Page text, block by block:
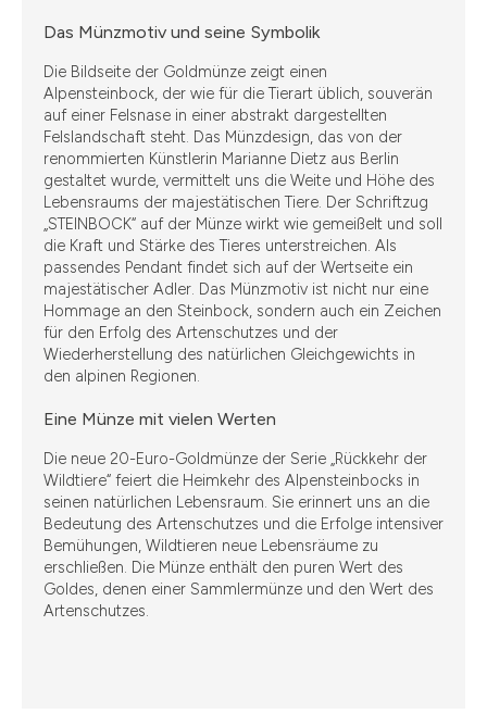
Das Münzmotiv und seine Symbolik
Die Bildseite der Goldmünze zeigt einen
Alpensteinbock, der wie für die Tierart üblich, souverän
auf einer Felsnase in einer abstrakt dargestellten
Felslandschaft steht. Das Münzdesign, das von der
renommierten Künstlerin Marianne Dietz aus Berlin
gestaltet wurde, vermittelt uns die Weite und Höhe des
Lebensraums der majestätischen Tiere. Der Schriftzug
„STEINBOCK“ auf der Münze wirkt wie gemeißelt und soll
die Kraft und Stärke des Tieres unterstreichen. Als
passendes Pendant findet sich auf der Wertseite ein
majestätischer Adler. Das Münzmotiv ist nicht nur eine
Hommage an den Steinbock, sondern auch ein Zeichen
für den Erfolg des Artenschutzes und der
Wiederherstellung des natürlichen Gleichgewichts in
den alpinen Regionen.
Eine Münze mit vielen Werten
Die neue 20-Euro-Goldmünze der Serie „Rückkehr der
Wildtiere“ feiert die Heimkehr des Alpensteinbocks in
seinen natürlichen Lebensraum. Sie erinnert uns an die
Bedeutung des Artenschutzes und die Erfolge intensiver
Bemühungen, Wildtieren neue Lebensräume zu
erschließen. Die Münze enthält den puren Wert des
Goldes, denen einer Sammlermünze und den Wert des
Artenschutzes.